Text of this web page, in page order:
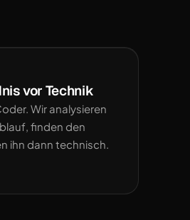
vor Technik
Wir analysieren
finden den
ihn dann technisch.